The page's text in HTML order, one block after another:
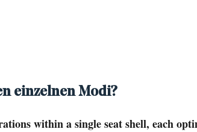
einzelnen Modi?
within a single seat shell, each